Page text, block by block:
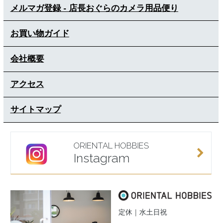
メルマガ登録 - 店長おぐらのカメラ用品便り
お買い物ガイド
会社概要
アクセス
サイトマップ
ORIENTAL HOBBIES
Instagram
定休｜水土日祝